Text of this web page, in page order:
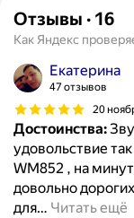
Отзывы · 16
Как Яндекс
Екатерина
47 отзывов
20
Достоинства:
удовольствие
WM852 , на
довольно
для… Читать ещё